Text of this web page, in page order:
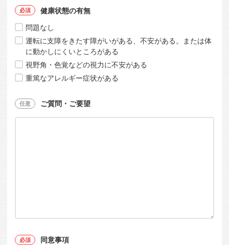
健康状態の有無
問題なし
運転に支障をきたす障がいがある、不安がある。または体
に動かしにくいところがある
視野角・色覚などの視力に不安がある
重篤なアレルギー症状がある
ご質問・ご要望
同意事項